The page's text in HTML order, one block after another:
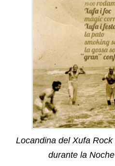
Locandina del Xufa
durante la